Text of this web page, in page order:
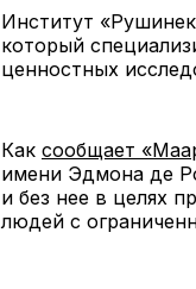
Институт
который
ценностных
Как сообщает
имени Эдмона де
и без нее в целях
людей с